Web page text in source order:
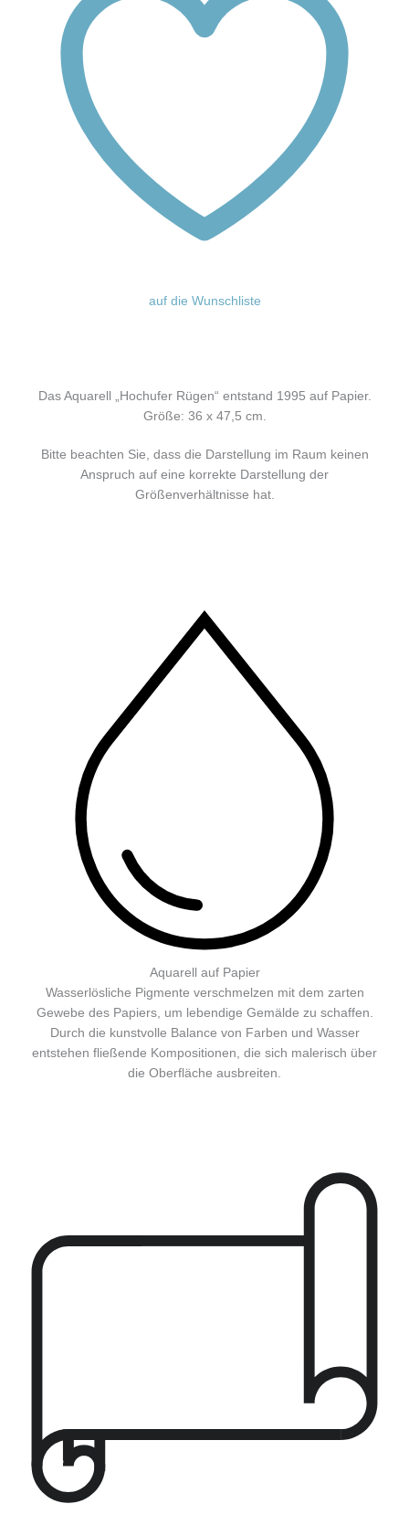
auf die Wunschliste
Das Aquarell „Hochufer Rügen“ entstand 1995 auf Papier.
Größe: 36 x 47,5 cm.
Bitte beachten Sie, dass die Darstellung im Raum keinen
Anspruch auf eine korrekte Darstellung der
Größenverhältnisse hat.
Aquarell auf Papier
Wasserlösliche Pigmente verschmelzen mit dem zarten
Gewebe des Papiers, um lebendige Gemälde zu schaffen.
Durch die kunstvolle Balance von Farben und Wasser
entstehen fließende Kompositionen, die sich malerisch über
die Oberfläche ausbreiten.